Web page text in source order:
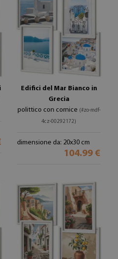
Edifici del Mar Bianco in
Grecia
polittico con cornice (#zo-mdf-
4cz-00292172)
dimensione da: 20x30 cm
104.99 €